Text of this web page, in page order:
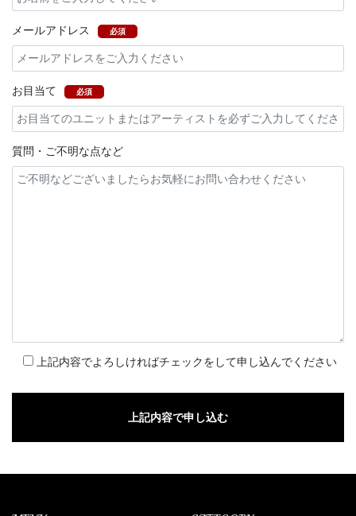
メールアドレス 必須
お目当て 必須
質問・ご不明な点など
上記内容でよろしければチェックをして申し込んでください